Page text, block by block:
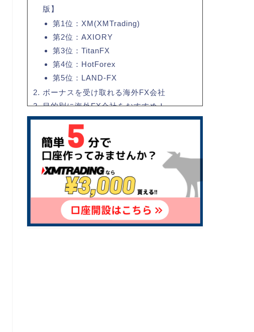
版】
第1位：XM(XMTrading)
第2位：AXIORY
第3位：TitanFX
第4位：HotForex
第5位：LAND-FX
ボーナスを受け取れる海外FX会社
目的別に海外FX会社をおすすめ！
初心者向け、少ない資金から始めた
い人：XM
資金の安全性を重視したい人：
AXIORY
スキャルピング（短期売買）を行い
たい人：TitanFX
高いレバレッジでトレードしたい
人：HotForex
約定スピードを重視したい人：